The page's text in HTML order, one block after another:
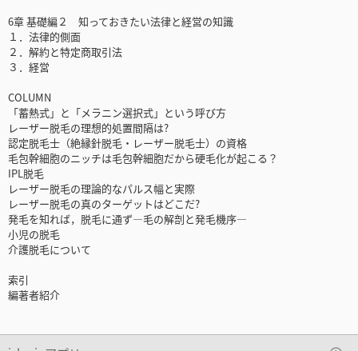
6章 基礎編２ 知っておきたい法律と経営の知識
１．法律的側面
２．解約と特定商取引法
３．経営
COLUMN
「蓄熱式」と「メラニン選択式」という呼び方
レーザー脱毛の理想的処置間隔は?
認定脱毛士（絶縁針脱毛・レーザー脱毛士）の資格
毛包幹細胞のニッチは毛包幹細胞だから硬毛化が起こる？
IPL脱毛
レーザー脱毛の理論的なパルス幅と実際
レーザー脱毛の真のターゲットはどこだ?
発毛を知れば，脱毛に通ず―毛の解剖と発毛機序―
小児の脱毛
介護脱毛について
索引
編著者紹介